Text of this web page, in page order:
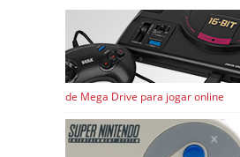
de Mega Drive para jogar online